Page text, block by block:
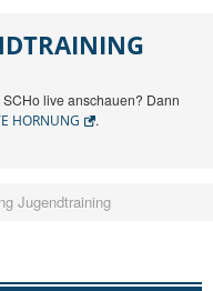
live anschauen? Dann
HORNUNG .
Jugendtraining